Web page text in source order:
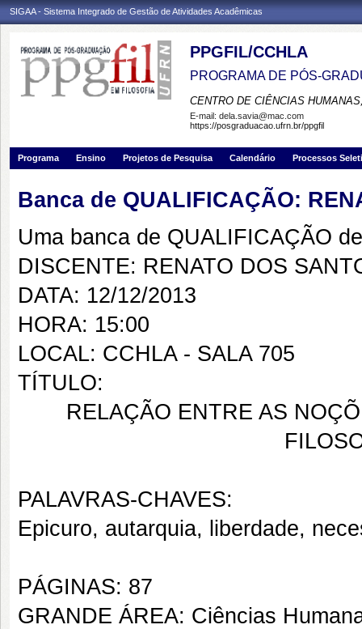
SIGAA - Sistema Integrado de Gestão de Atividades Acadêmicas
PPGFIL/CCHLA
PROGRAMA DE PÓS-
CENTRO DE CIÊNCIAS
E-mail: dela.savia@mac.com
https://posgraduacao.ufrn.br/ppgfil
Programa Ensino Projetos de Pesquisa Calendário Processos
Banca de QUALIFICAÇÃO:
Uma banca de QUALIFICAÇÃO
DISCENTE: RENATO DOS
DATA: 12/12/2013
HORA: 15:00
LOCAL: CCHLA - SALA 705
TÍTULO:
RELAÇÃO ENTRE AS
PALAVRAS-CHAVES:
Epicuro, autarquia, liberdade,
PÁGINAS: 87
GRANDE ÁREA: Ciências